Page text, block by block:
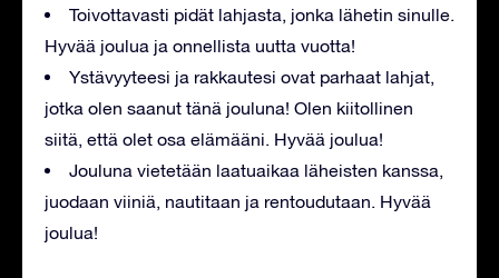
Toivottavasti pidät lahjasta, jonka lähetin sinulle.
Hyvää joulua ja onnellista uutta vuotta!
Ystävyyteesi ja rakkautesi ovat parhaat lahjat,
jotka olen saanut tänä jouluna! Olen kiitollinen
siitä, että olet osa elämääni. Hyvää joulua!
Jouluna vietetään laatuaikaa läheisten kanssa,
juodaan viiniä, nautitaan ja rentoudutaan. Hyvää
joulua!